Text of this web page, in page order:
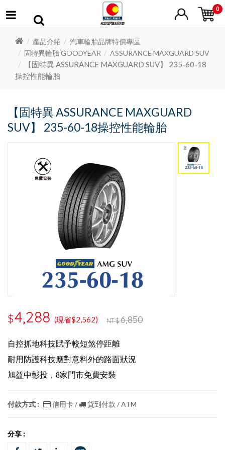
0
產品介紹
汽車輪胎品牌特價專區
固特異輪胎 GOODYEAR
ASSURANCE MAXGUARD SUV
【固特異 ASSURANCE MAXGUARD SUV】 235-60-18
操控性能輪胎
【固特異 ASSURANCE MAXGUARD
SUV】 235-60-18操控性能輪胎
$4,288 (現省$2,562) NT$6,850
自控抓地科技賦予較短煞停距離
耐用防護科技應對意料外的路面狀況
旭益中彰投，8家門市免費安裝
付款方式 : 信用卡 / 貨到付款 / ATM
分享 :